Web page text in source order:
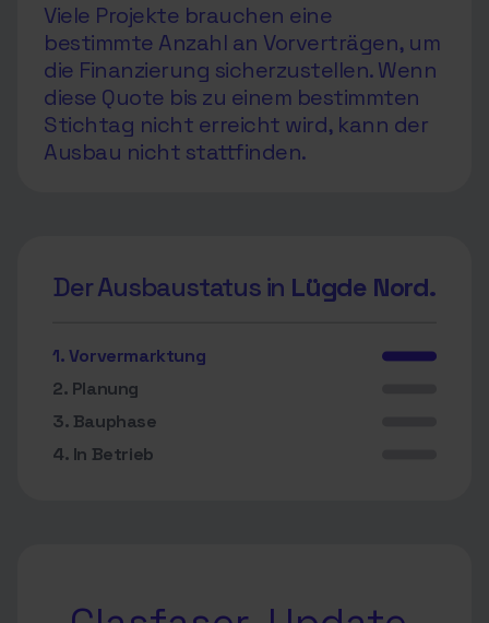
Viele Projekte brauchen eine
bestimmte Anzahl an Vorverträgen, um
die Finanzierung sicherzustellen. Wenn
diese Quote bis zu einem bestimmten
Stichtag nicht erreicht wird, kann der
Ausbau nicht stattfinden.
Der Ausbaustatus in Lügde Nord.
1. Vorvermarktung
2. Planung
3. Bauphase
4. In Betrieb